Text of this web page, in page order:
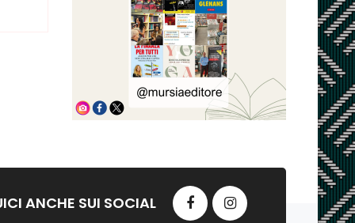
ANCHE SUI SOCIAL